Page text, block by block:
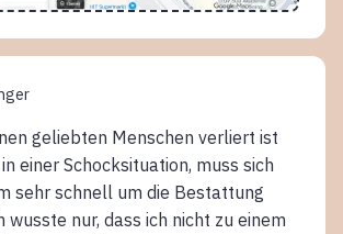
geliebten Menschen verliert ist
einer Schocksituation, muss sich
sehr schnell um die Bestattung
wusste nur, dass ich nicht zu einem